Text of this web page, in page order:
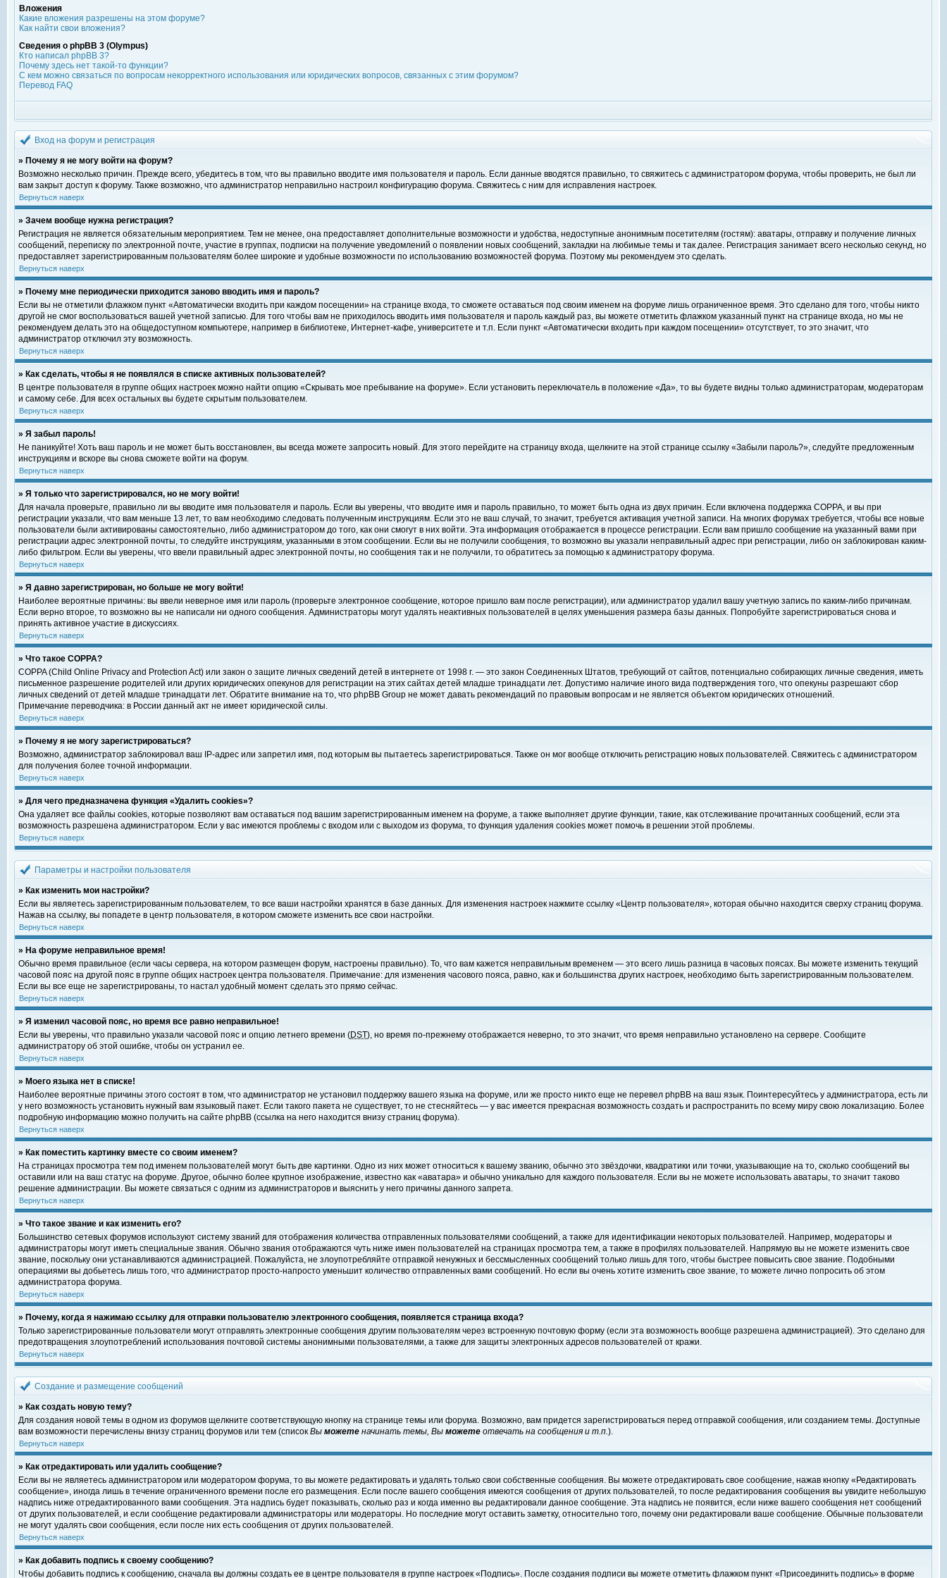
Вложения
Какие вложения разрешены на этом форуме?
Как найти свои вложения?
Сведения о phpBB 3 (Olympus)
Кто написал phpBB 3?
Почему здесь нет такой-то функции?
С кем можно связаться по вопросам некорректного использования или юридических вопросов, связанных с этим форумом?
Перевод FAQ
Вход на форум и регистрация
» Почему я не могу войти на форум?
Возможно несколько причин. Прежде всего, убедитесь в том, что вы правильно вводите имя пользователя и пароль. Если данные вводятся правильно, то свяжитесь с администратором форума, чтобы проверить, не был ли
вам закрыт доступ к форуму. Также возможно, что администратор неправильно настроил конфигурацию форума. Свяжитесь с ним для исправления настроек.
Вернуться наверх
» Зачем вообще нужна регистрация?
Регистрация не является обязательным мероприятием. Тем не менее, она предоставляет дополнительные возможности и удобства, недоступные анонимным посетителям (гостям): аватары, отправку и получение личных
сообщений, переписку по электронной почте, участие в группах, подписки на получение уведомлений о появлении новых сообщений, закладки на любимые темы и так далее. Регистрация занимает всего несколько секунд, но
предоставляет зарегистрированным пользователям более широкие и удобные возможности по использованию возможностей форума. Поэтому мы рекомендуем это сделать.
Вернуться наверх
» Почему мне периодически приходится заново вводить имя и пароль?
Если вы не отметили флажком пункт «Автоматически входить при каждом посещении» на странице входа, то сможете оставаться под своим именем на форуме лишь ограниченное время. Это сделано для того, чтобы никто
другой не смог воспользоваться вашей учетной записью. Для того чтобы вам не приходилось вводить имя пользователя и пароль каждый раз, вы можете отметить флажком указанный пункт на странице входа, но мы не
рекомендуем делать это на общедоступном компьютере, например в библиотеке, Интернет-кафе, университете и т.п. Если пункт «Автоматически входить при каждом посещении» отсутствует, то это значит, что
администратор отключил эту возможность.
Вернуться наверх
» Как сделать, чтобы я не появлялся в списке активных пользователей?
В центре пользователя в группе общих настроек можно найти опцию «Скрывать мое пребывание на форуме». Если установить переключатель в положение «Да», то вы будете видны только администраторам, модераторам
и самому себе. Для всех остальных вы будете скрытым пользователем.
Вернуться наверх
» Я забыл пароль!
Не паникуйте! Хоть ваш пароль и не может быть восстановлен, вы всегда можете запросить новый. Для этого перейдите на страницу входа, щелкните на этой странице ссылку «Забыли пароль?», следуйте предложенным
инструкциям и вскоре вы снова сможете войти на форум.
Вернуться наверх
» Я только что зарегистрировался, но не могу войти!
Для начала проверьте, правильно ли вы вводите имя пользователя и пароль. Если вы уверены, что вводите имя и пароль правильно, то может быть одна из двух причин. Если включена поддержка COPPA, и вы при
регистрации указали, что вам меньше 13 лет, то вам необходимо следовать полученным инструкциям. Если это не ваш случай, то значит, требуется активация учетной записи. На многих форумах требуется, чтобы все новые
пользователи были активированы самостоятельно, либо администратором до того, как они смогут в них войти. Эта информация отображается в процессе регистрации. Если вам пришло сообщение на указанный вами при
регистрации адрес электронной почты, то следуйте инструкциям, указанными в этом сообщении. Если вы не получили сообщения, то возможно вы указали неправильный адрес при регистрации, либо он заблокирован каким-
либо фильтром. Если вы уверены, что ввели правильный адрес электронной почты, но сообщения так и не получили, то обратитесь за помощью к администратору форума.
Вернуться наверх
» Я давно зарегистрирован, но больше не могу войти!
Наиболее вероятные причины: вы ввели неверное имя или пароль (проверьте электронное сообщение, которое пришло вам после регистрации), или администратор удалил вашу учетную запись по каким-либо причинам.
Если верно второе, то возможно вы не написали ни одного сообщения. Администраторы могут удалять неактивных пользователей в целях уменьшения размера базы данных. Попробуйте зарегистрироваться снова и
принять активное участие в дискуссиях.
Вернуться наверх
» Что такое COPPA?
COPPA (Child Online Privacy and Protection Act) или закон о защите личных сведений детей в интернете от 1998 г. — это закон Соединенных Штатов, требующий от сайтов, потенциально собирающих личные сведения, иметь
письменное разрешение родителей или других юридических опекунов для регистрации на этих сайтах детей младше тринадцати лет. Допустимо наличие иного вида подтверждения того, что опекуны разрешают сбор
личных сведений от детей младше тринадцати лет. Обратите внимание на то, что phpBB Group не может давать рекомендаций по правовым вопросам и не является объектом юридических отношений.
Примечание переводчика: в России данный акт не имеет юридической силы.
Вернуться наверх
» Почему я не могу зарегистрироваться?
Возможно, администратор заблокировал ваш IP-адрес или запретил имя, под которым вы пытаетесь зарегистрироваться. Также он мог вообще отключить регистрацию новых пользователей. Свяжитесь с администратором
для получения более точной информации.
Вернуться наверх
» Для чего предназначена функция «Удалить cookies»?
Она удаляет все файлы cookies, которые позволяют вам оставаться под вашим зарегистрированным именем на форуме, а также выполняет другие функции, такие, как отслеживание прочитанных сообщений, если эта
возможность разрешена администратором. Если у вас имеются проблемы с входом или с выходом из форума, то функция удаления cookies может помочь в решении этой проблемы.
Вернуться наверх
Параметры и настройки пользователя
» Как изменить мои настройки?
Если вы являетесь зарегистрированным пользователем, то все ваши настройки хранятся в базе данных. Для изменения настроек нажмите ссылку «Центр пользователя», которая обычно находится сверху страниц форума.
Нажав на ссылку, вы попадете в центр пользователя, в котором сможете изменить все свои настройки.
Вернуться наверх
» На форуме неправильное время!
Обычно время правильное (если часы сервера, на котором размещен форум, настроены правильно). То, что вам кажется неправильным временем — это всего лишь разница в часовых поясах. Вы можете изменить текущий
часовой пояс на другой пояс в группе общих настроек центра пользователя. Примечание: для изменения часового пояса, равно, как и большинства других настроек, необходимо быть зарегистрированным пользователем.
Если вы все еще не зарегистрированы, то настал удобный момент сделать это прямо сейчас.
Вернуться наверх
» Я изменил часовой пояс, но время все равно неправильное!
Если вы уверены, что правильно указали часовой пояс и опцию летнего времени (DST), но время по-прежнему отображается неверно, то это значит, что время неправильно установлено на сервере. Сообщите
администратору об этой ошибке, чтобы он устранил ее.
Вернуться наверх
» Моего языка нет в списке!
Наиболее вероятные причины этого состоят в том, что администратор не установил поддержку вашего языка на форуме, или же просто никто еще не перевел phpBB на ваш язык. Поинтересуйтесь у администратора, есть ли
у него возможность установить нужный вам языковый пакет. Если такого пакета не существует, то не стесняйтесь — у вас имеется прекрасная возможность создать и распространить по всему миру свою локализацию. Более
подробную информацию можно получить на сайте phpBB (ссылка на него находится внизу страниц форума).
Вернуться наверх
» Как поместить картинку вместе со своим именем?
На страницах просмотра тем под именем пользователей могут быть две картинки. Одно из них может относиться к вашему званию, обычно это звёздочки, квадратики или точки, указывающие на то, сколько сообщений вы
оставили или на ваш статус на форуме. Другое, обычно более крупное изображение, известно как «аватара» и обычно уникально для каждого пользователя. Если вы не можете использовать аватары, то значит таково
решение администрации. Вы можете связаться с одним из администраторов и выяснить у него причины данного запрета.
Вернуться наверх
» Что такое звание и как изменить его?
Большинство сетевых форумов используют систему званий для отображения количества отправленных пользователями сообщений, а также для идентификации некоторых пользователей. Например, модераторы и
администраторы могут иметь специальные звания. Обычно звания отображаются чуть ниже имен пользователей на страницах просмотра тем, а также в профилях пользователей. Напрямую вы не можете изменить свое
звание, поскольку они устанавливаются администрацией. Пожалуйста, не злоупотребляйте отправкой ненужных и бессмысленных сообщений только лишь для того, чтобы быстрее повысить свое звание. Подобными
операциями вы добьетесь лишь того, что администратор просто-напросто уменьшит количество отправленных вами сообщений. Но если вы очень хотите изменить свое звание, то можете лично попросить об этом
администратора форума.
Вернуться наверх
» Почему, когда я нажимаю ссылку для отправки пользователю электронного сообщения, появляется страница входа?
Только зарегистрированные пользователи могут отправлять электронные сообщения другим пользователям через встроенную почтовую форму (если эта возможность вообще разрешена администрацией). Это сделано для
предотвращения злоупотреблений использования почтовой системы анонимными пользователями, а также для защиты электронных адресов пользователей от кражи.
Вернуться наверх
Создание и размещение сообщений
» Как создать новую тему?
Для создания новой темы в одном из форумов щелкните соответствующую кнопку на странице темы или форума. Возможно, вам придется зарегистрироваться перед отправкой сообщения, или созданием темы. Доступные
вам возможности перечислены внизу страниц форумов или тем (список Вы можете начинать темы, Вы можете отвечать на сообщения и т.п.).
Вернуться наверх
» Как отредактировать или удалить сообщение?
Если вы не являетесь администратором или модератором форума, то вы можете редактировать и удалять только свои собственные сообщения. Вы можете отредактировать свое сообщение, нажав кнопку «Редактировать
сообщение», иногда лишь в течение ограниченного времени после его размещения. Если после вашего сообщения имеются сообщения от других пользователей, то после редактирования сообщения вы увидите небольшую
надпись ниже отредактированного вами сообщения. Эта надпись будет показывать, сколько раз и когда именно вы редактировали данное сообщение. Эта надпись не появится, если ниже вашего сообщения нет сообщений
от других пользователей, и если сообщение редактировали администраторы или модераторы. Но последние могут оставить заметку, относительно того, почему они редактировали ваше сообщение. Обычные пользователи
не могут удалять свои сообщения, если после них есть сообщения от других пользователей.
Вернуться наверх
» Как добавить подпись к своему сообщению?
Чтобы добавить подпись к сообщению, сначала вы должны создать ее в центре пользователя в группе настроек «Подпись». После создания подписи вы можете отметить флажком пункт «Присоединить подпись» в форме